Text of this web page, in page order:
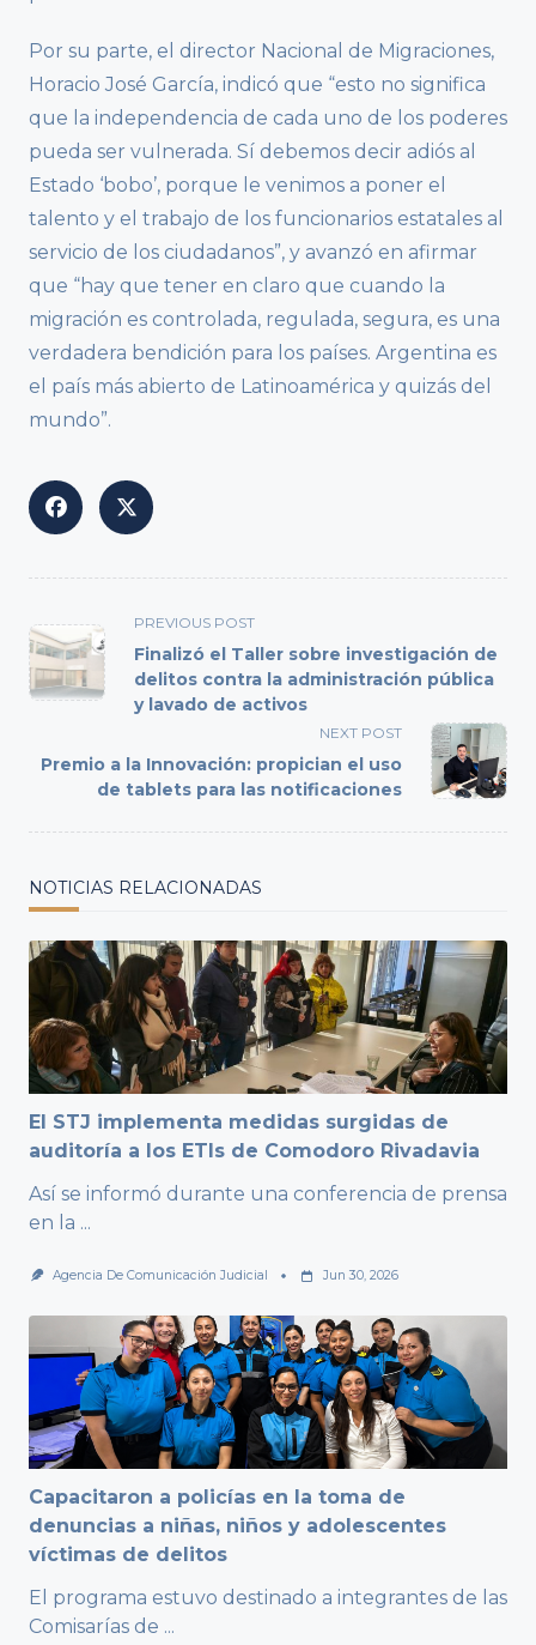
Por su parte, el director Nacional de Migraciones,
Horacio José García, indicó que “esto no significa
que la independencia de cada uno de los poderes
pueda ser vulnerada. Sí debemos decir adiós al
Estado ‘bobo’, porque le venimos a poner el
talento y el trabajo de los funcionarios estatales al
servicio de los ciudadanos”, y avanzó en afirmar
que “hay que tener en claro que cuando la
migración es controlada, regulada, segura, es una
verdadera bendición para los países. Argentina es
el país más abierto de Latinoamérica y quizás del
mundo”.
<span
class="nav-
subtitle
screen-
text">Page</span>
PREVIOUS POST
Finalizó el Taller sobre investigación de
delitos contra la administración pública
y lavado de activos
NEXT POST
Premio a la Innovación: propician el uso
de tablets para las notificaciones
NOTICIAS RELACIONADAS
El STJ implementa medidas surgidas de
auditoría a los ETIs de Comodoro Rivadavia
Así se informó durante una conferencia de prensa
en la ...
Agencia De Comunicación Judicial Jun 30, 2026
Capacitaron a policías en la toma de
denuncias a niñas, niños y adolescentes
víctimas de delitos
El programa estuvo destinado a integrantes de las
Comisarías de ...